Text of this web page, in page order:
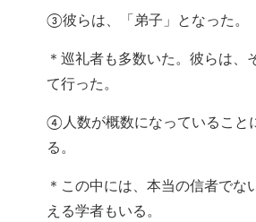
③彼らは、「弟子」となった。
＊巡礼者も多数いた。彼らは、
て行った。
④人数が概数になっていること
る。
＊この中には、本当の信者でな
える学者もいる。